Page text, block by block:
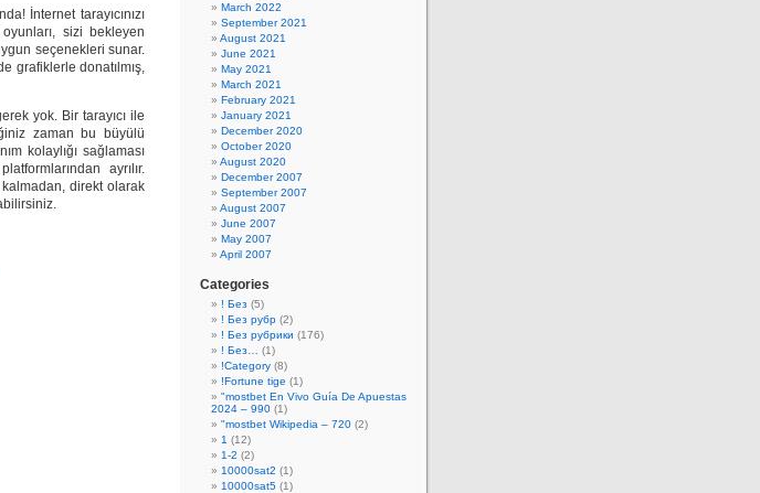
İnternet tarayıcınızı
sizi bekleyen
seçenekleri sunar.
grafiklerle donatılmış,
yok. Bir tarayıcı ile
zaman bu büyülü
kolaylığı sağlaması
ayrılır.
direkt olarak
March 2022
September 2021
August 2021
June 2021
May 2021
March 2021
February 2021
January 2021
December 2020
October 2020
August 2020
December 2007
September 2007
August 2007
June 2007
May 2007
April 2007
Categories
! Без (5)
! Без рубр (2)
! Без рубрики (176)
! Без…
(1)
!Category (8)
!Fortune tige (1)
"mostbet En Vivo Guía De Apuestas
2024 – 990 (1)
"mostbet Wikipedia – 720 (2)
1 (12)
1-2 (2)
10000sat2 (1)
10000sat5 (1)